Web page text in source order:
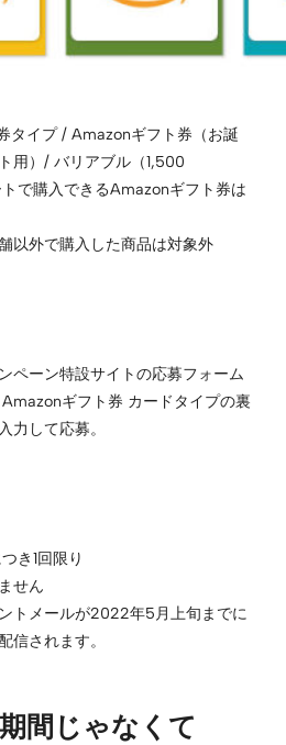
タイプ / Amazonギフト券（お誕
用）/ バリアブル（1,500
で購入できるAmazonギフト券は
以外で購入した商品は対象外
ペーン特設サイトの応募フォーム
ギフト券 カードタイプの裏
力して応募。
き1回限り
せん
トメールが2022年5月上旬までに
信されます。
間じゃなくて